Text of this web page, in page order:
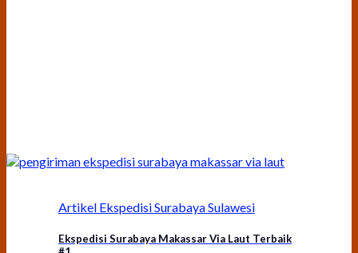
Artikel Ekspedisi Surabaya Sulawesi
Ekspedisi Surabaya Makassar Via Laut Terbaik